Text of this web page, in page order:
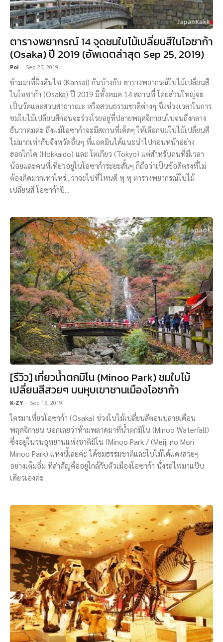
ตารางพยากรณ์ 14 จุดชมใบไม้เปลี่ยนสีในโอซาก้า
(Osaka) ปี 2019 (อัพเดตล่าสุด Sep 25, 2019)
Poi - Sep 25, 2019
ข้ามมาที่ฝั่งคันไซ (Kansai) กันบ้างกับ ตารางพยากรณ์ใบไม้เปลี่ยนสี
ในโอซาก้า (Osaka) ปี 2019 มีทั้งหมด 14 สถานที่ โดยส่วนใหญ่จะ
เป็นวัดและสวนสาธารณะ หรือสวนธรรมชาติต่างๆ ซึ่งช่วงเวลาในการ
ชมใบไม้เปลี่ยนสีก่อนจะร่วงโรยอยู่ที่ปลายพฤศจิกายนไปจนถึงกลาง
ธันวาคมค่ะ ถึงแม้โอซาก้าจะมีสถานที่เด็ดๆ ให้เลือกชมใบไม้เปลี่ยนสี
ไม่มากเท่ากับจังหวัดอื่นๆ ที่แอดมินได้แนะนำไปก่อนหน้าอย่าง
ฮอกไกโด (Hokkaido) และ โตเกียว (Tokyo) แต่สำหรับคนที่มีเวลา
น้อยและคนที่เที่ยวอยู่ในโอซาก้าระยะสั้นๆ ก็ถือว่าเป็นข้อดีตรงที่ไม่
ต้องคิดมากเท่าไหร่...ว่าจะไปที่ไหนดี หุ หุ ตารางพยากรณ์ใบไม้
เปลี่ยนสี โอซาก้าปี...
[รีวิว] เที่ยวน้ำตกมิโน (Minoo Park) ชมใบไม้
เปลี่ยนสีสวยๆ บนหุบเขาชานเมืองโอซาก้า
K-ZY - Sep 16, 2019
ใครมาเที่ยวโอซาก้า (Osaka) ช่วงใบไม้เปลี่ยนสีตอนปลายเดือน
พฤศจิกายน บอกเลยว่าห้ามพลาดมาที่น้ำตกมิโน (Minoo Waterfall)
ซึ่งอยู่ในวนอุทยานแห่งชาติมิโน (Minoo Park / (Meiji no Mori
Minoo Park) แห่งนี้เลยค่ะ ได้ชมธรรมชาติและใบไม้ได้แดงสวยๆ
อย่างเต็มอิ่ม ที่สำคัญคืออยู่ใกล้กับตัวเมืองโอซาก้า นั่งรถไฟมาแป๊บ
เดียวเองค่ะ